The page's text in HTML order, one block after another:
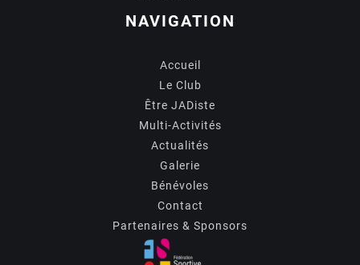
NAVIGATION
Accueil
Le Club
Être JADiste
Multi-Activités
Actualités
Galerie
Bénévoles
Contact
Partenaires & Sponsors